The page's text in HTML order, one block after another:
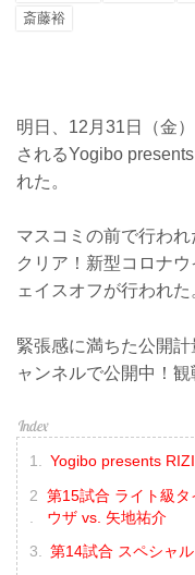
斎藤裕
明日、12月31日（金
されるYogibo
れた。
マスコミの前で行わ
クリア！新型コロナ
ェイスオフが行われた
緊張感に満ちた公開
ャンネルで公開中！観
Yogibo presents
第15試合 ライト級
ウザ vs. 矢地祐介
第14試合 スペシャ